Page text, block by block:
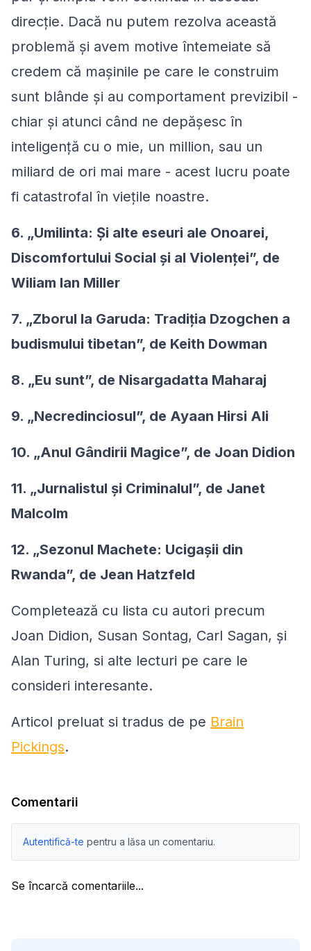
direcție. Dacă nu putem rezolva această
problemă și avem motive întemeiate să
credem că mașinile pe care le construim
sunt blânde și au comportament previzibil -
chiar și atunci când ne depășesc în
inteligență cu o mie, un million, sau un
miliard de ori mai mare - acest lucru poate
fi catastrofal în viețile noastre.
6. „Umilinta: Şi alte eseuri ale Onoarei,
Discomfortului Social şi al Violenţei”, de
Wiliam Ian Miller
7. „Zborul la Garuda: Tradiția Dzogchen a
budismului tibetan”, de Keith Dowman
8. „Eu sunt”, de Nisargadatta Maharaj
9. „Necredinciosul”, de Ayaan Hirsi Ali
10. „Anul Gândirii Magice”, de Joan Didion
11. „Jurnalistul şi Criminalul”, de Janet
Malcolm
12. „Sezonul Machete: Ucigaşii din
Rwanda”, de Jean Hatzfeld
Completează cu lista cu autori precum
Joan Didion, Susan Sontag, Carl Sagan, și
Alan Turing, si alte lecturi pe care le
consideri interesante.
Articol preluat si tradus de pe Brain
Pickings.
Comentarii
Autentifică-te pentru a lăsa un comentariu.
Se încarcă comentariile...